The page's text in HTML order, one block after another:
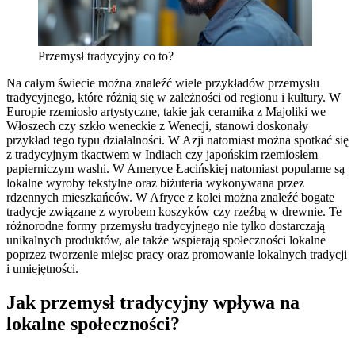
Przemysł tradycyjny co to?
Na całym świecie można znaleźć wiele przykładów przemysłu
tradycyjnego, które różnią się w zależności od regionu i kultury. W
Europie rzemiosło artystyczne, takie jak ceramika z Majoliki we
Włoszech czy szkło weneckie z Wenecji, stanowi doskonały
przykład tego typu działalności. W Azji natomiast można spotkać się
z tradycyjnym tkactwem w Indiach czy japońskim rzemiosłem
papierniczym washi. W Ameryce Łacińskiej natomiast popularne są
lokalne wyroby tekstylne oraz biżuteria wykonywana przez
rdzennych mieszkańców. W Afryce z kolei można znaleźć bogate
tradycje związane z wyrobem koszyków czy rzeźbą w drewnie. Te
różnorodne formy przemysłu tradycyjnego nie tylko dostarczają
unikalnych produktów, ale także wspierają społeczności lokalne
poprzez tworzenie miejsc pracy oraz promowanie lokalnych tradycji
i umiejętności.
Jak przemysł tradycyjny wpływa na
lokalne społeczności?